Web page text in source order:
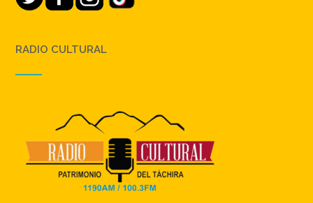
RADIO CULTURAL